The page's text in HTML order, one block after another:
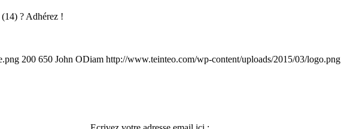
? Adhérez !
200 650 John ODiam http://www.teinteo.com/wp-content/uploads/2015/03/logo.png